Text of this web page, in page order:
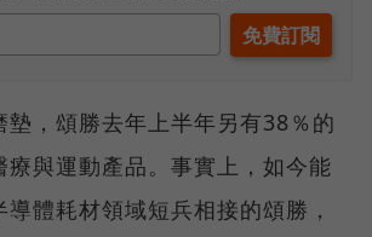
墊，頌勝去年上半年另有38％的
療與運動產品。事實上，如今能
體耗材領域短兵相接的頌勝，